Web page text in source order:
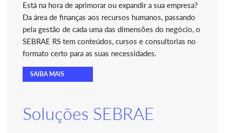
Está na hora de aprimorar ou expandir a sua empresa?
Da área de finanças aos recursos humanos, passando
pela gestão de cada uma das dimensões do negócio, o
SEBRAE RS tem conteúdos, cursos e consultorias no
formato certo para as suas necessidades.
SAIBA MAIS
Soluções SEBRAE